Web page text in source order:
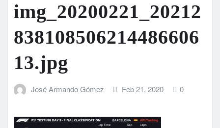
img_20200221_20212
838108506214486606
13.jpg
José Armando Gómez Feb 21, 2020 0